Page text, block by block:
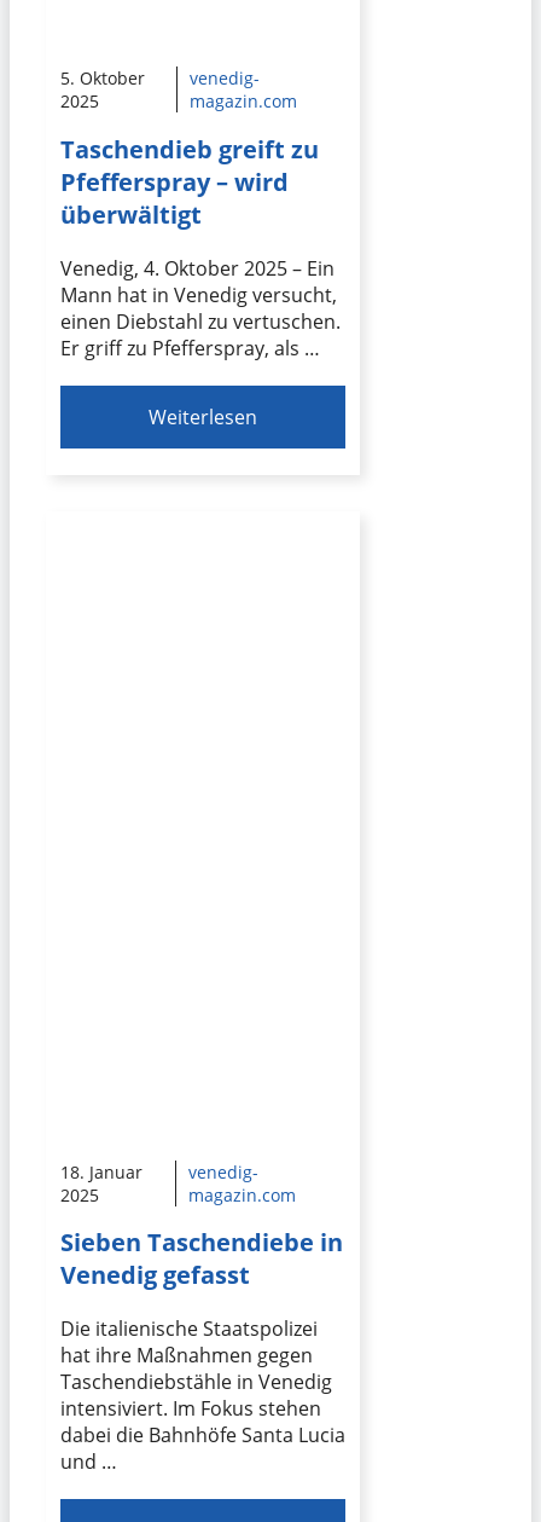
5. Oktober
2025
venedig-
magazin.com
Taschendieb greift zu
Pfefferspray – wird
überwältigt
Venedig, 4. Oktober 2025 – Ein
Mann hat in Venedig versucht,
einen Diebstahl zu vertuschen.
Er griff zu Pfefferspray, als …
Weiterlesen
18. Januar
2025
venedig-
magazin.com
Sieben Taschendiebe in
Venedig gefasst
Die italienische Staatspolizei
hat ihre Maßnahmen gegen
Taschendiebstähle in Venedig
intensiviert. Im Fokus stehen
dabei die Bahnhöfe Santa Lucia
und …